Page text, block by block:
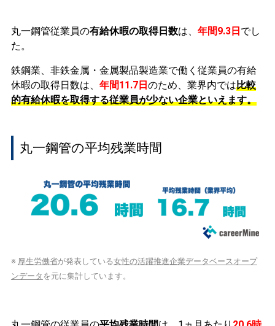
丸一鋼管従業員の有給休暇の取得日数は、 年間9.3日でし
た。
鉄鋼業、非鉄金属・金属製品製造業で働く従業員の有給
休暇の取得日数は、 年間11.7日のため、業界内では比較
的有給休暇を取得する従業員が少ない企業といえます。
丸一鋼管の平均残業時間
※ 厚生労働省が発表している女性の活躍推進企業データベースオープ
ンデータ を元に集計しています。